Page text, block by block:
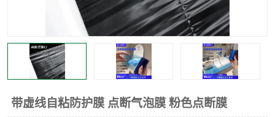
带虚线自粘防护膜 点断气泡膜 粉色点断膜
不绣钢板保护膜 两边上胶保护膜
铝板保护膜
不锈钢板保护膜 一次性隔离膜